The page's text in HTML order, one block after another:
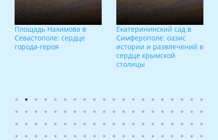
Площадь Нахимова в
Севастополе: сердце
города-героя
Екатерининский сад в
Симферополе: оазис
истории и развлечений в
сердце крымской
столицы